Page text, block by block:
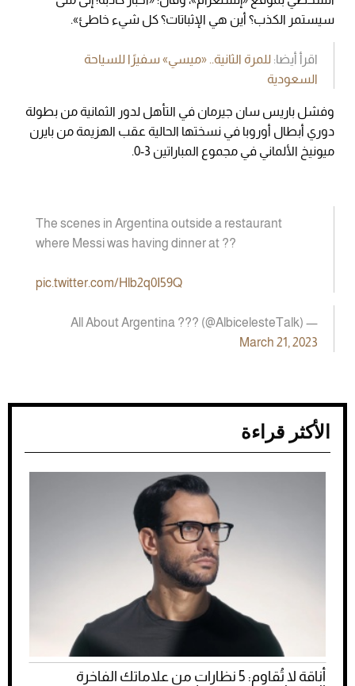
سيستمر الكذب؟ أين هي الإثباتات؟ كل شيء خاطئ».
اقرأ أيضا: للمرة الثانية.. «ميسي» سفيرًا للسياحة
السعودية
وفشل باريس سان جيرمان في التأهل لدور الثمانية من بطولة
دوري أبطال أوروبا في نسختها الحالية عقب الهزيمة من بايرن
ميونيخ الألماني في مجموع المباراتين 3-0.
The scenes in Argentina outside a restaurant
where Messi was having dinner at ??
pic.twitter.com/Hlb2q0I59Q
— All About Argentina ??? (@AlbicelesteTalk)
March 21, 2023
الأكثر قراءة
أناقة لا تُقاوم: 5 نظارات من علاماتك الفاخرة